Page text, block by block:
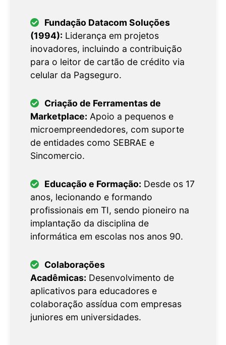
Fundação Datacom Soluções
(1994): Liderança em projetos
inovadores, incluindo a contribuição
para o leitor de cartão de crédito via
celular da Pagseguro.
Criação de Ferramentas de
Marketplace: Apoio a pequenos e
microempreendedores, com suporte
de entidades como SEBRAE e
Sincomercio.
Educação e Formação: Desde os 17
anos, lecionando e formando
profissionais em TI, sendo pioneiro na
implantação da disciplina de
informática em escolas nos anos 90.
Colaborações
Acadêmicas: Desenvolvimento de
aplicativos para educadores e
colaboração assídua com empresas
juniores em universidades.